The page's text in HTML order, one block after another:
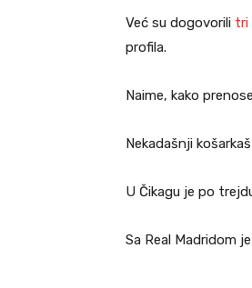
Već su dogovorili tri
profila.
Naime, kako
Nekadašnji
U Čikagu je po
Sa Real Madridom